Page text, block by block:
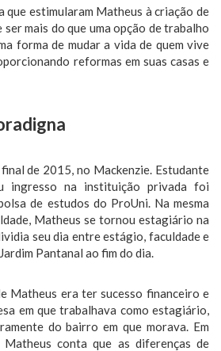
que estimularam Matheus à criação de
mais do que uma opção de trabalho
forma de mudar a vida de quem vive
reformas em suas casas e
de 2015, no Mackenzie. Estudante
ingresso na instituição privada foi
de estudos do ProUni. Na mesma
Matheus se tornou estagiário na
seu dia entre estágio, faculdade e
Pantanal ao fim do dia.
Matheus era ter sucesso financeiro e
em que trabalhava como estagiário,
do bairro em que morava. Em
conta que as diferenças de